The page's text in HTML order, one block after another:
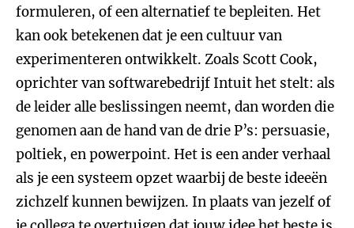
formuleren, of een alternatief te bepleiten. Het
kan ook betekenen dat je een cultuur van
experimenteren ontwikkelt. Zoals Scott Cook,
oprichter van softwarebedrijf Intuit het stelt: als
de leider alle beslissingen neemt, dan worden die
genomen aan de hand van de drie P’s: persuasie,
poltiek, en powerpoint. Het is een ander verhaal
als je een systeem opzet waarbij de beste ideeën
zichzelf kunnen bewijzen. In plaats van jezelf of